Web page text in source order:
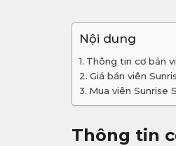
Nội dung
Thông tin cơ bản
Giá bán viên
Mua viên Sunrise
Thông tin